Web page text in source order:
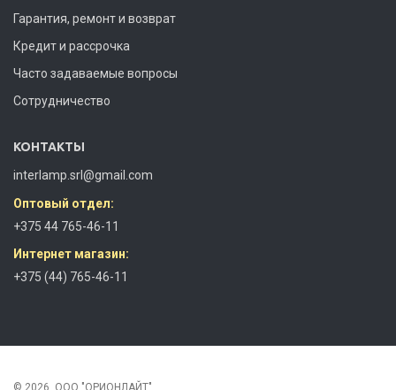
Гарантия, ремонт и возврат
Кредит и рассрочка
Часто задаваемые вопросы
Сотрудничество
КОНТАКТЫ
interlamp.srl@gmail.com
Оптовый отдел:
+375 44 765-46-11
Интернет магазин:
+375 (44) 765-46-11
© 2026, ООО "ОРИОНЛАЙТ"